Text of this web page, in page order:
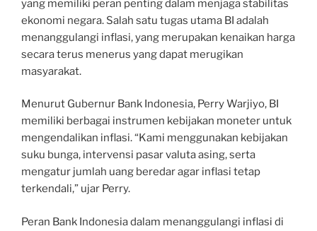
yang memiliki peran penting dalam menjaga stabilitas
ekonomi negara. Salah satu tugas utama BI adalah
menanggulangi inflasi, yang merupakan kenaikan harga
secara terus menerus yang dapat merugikan
masyarakat.
Menurut Gubernur Bank Indonesia, Perry Warjiyo, BI
memiliki berbagai instrumen kebijakan moneter untuk
mengendalikan inflasi. “Kami menggunakan kebijakan
suku bunga, intervensi pasar valuta asing, serta
mengatur jumlah uang beredar agar inflasi tetap
terkendali,” ujar Perry.
Peran Bank Indonesia dalam menanggulangi inflasi di